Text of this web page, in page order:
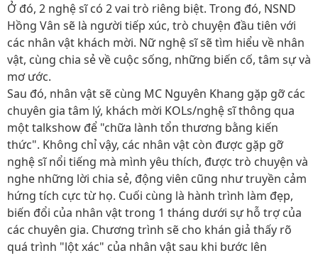
Ở đó, 2 nghệ sĩ có 2 vai trò riêng biệt. Trong đó, NSND
Hồng Vân sẽ là người tiếp xúc, trò chuyện đầu tiên với
các nhân vật khách mời. Nữ nghệ sĩ sẽ tìm hiểu về nhân
vật, cùng chia sẻ về cuộc sống, những biến cố, tâm sự và
mơ ước.
Sau đó, nhân vật sẽ cùng MC Nguyên Khang gặp gỡ các
chuyên gia tâm lý, khách mời KOLs/nghệ sĩ thông qua
một talkshow để "chữa lành tổn thương bằng kiến
thức". Không chỉ vậy, các nhân vật còn được gặp gỡ
nghệ sĩ nổi tiếng mà mình yêu thích, được trò chuyện và
nghe những lời chia sẻ, động viên cũng như truyền cảm
hứng tích cực từ họ. Cuối cùng là hành trình làm đẹp,
biến đổi của nhân vật trong 1 tháng dưới sự hỗ trợ của
các chuyên gia. Chương trình sẽ cho khán giả thấy rõ
quá trình "lột xác" của nhân vật sau khi bước lên